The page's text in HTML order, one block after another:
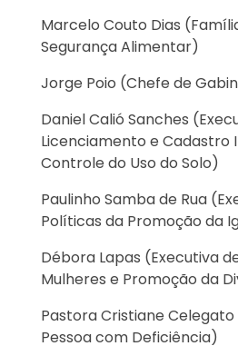
Marcelo Couto Dias
Segurança Alimentar)
Jorge Poio (Chefe de
Daniel Calió Sanches
Licenciamento e Cadastro
Controle do Uso do Solo)
Paulinho Samba de Rua
Políticas da Promoção da
Débora Lapas (Executiva
Mulheres e Promoção da
Pastora Cristiane
Pessoa com Deficiência)